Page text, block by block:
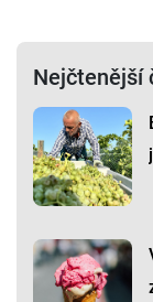
Nejčtenější